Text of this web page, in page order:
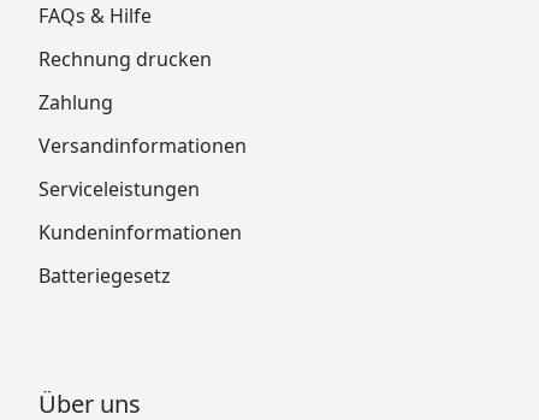
FAQs & Hilfe
Rechnung drucken
Zahlung
Versandinformationen
Serviceleistungen
Kundeninformationen
Batteriegesetz
Über uns